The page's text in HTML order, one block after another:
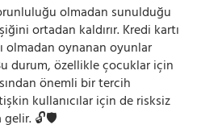
olmadan sunulduğu
ortadan kaldırır. Kredi kartı
olmadan oynanan oyunlar
durum, özellikle çocuklar için
önemli bir tercih
kullanıcılar için de risksiz
gelir. 🔓🛡️